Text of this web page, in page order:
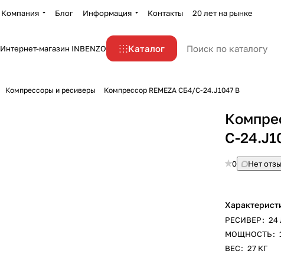
Компания Блог Информация Контакты 20 лет на рынке
Интернет-магазин INBENZO Каталог
Компрессоры и ресиверы Компрессор REMEZA СБ4/С-24.J1047 B
С-
0 Нет
РЕСИВЕР: 24
МОЩНОСТЬ:
ВЕС: 27 КГ